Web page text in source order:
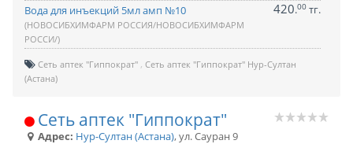
Вода для инъекций 5мл амп №10
(НОВОСИБХИМФАРМ РОССИЯ/НОВОСИБХИМФАРМ
РОССИ/)
420.00 тг.
Сеть аптек "Гиппократ" Сеть аптек "Гиппократ" Нур-Султан
(Астана)
Сеть аптек "Гиппократ"
Адрес: Нур-Султан (Астана),ул. Сауран 9